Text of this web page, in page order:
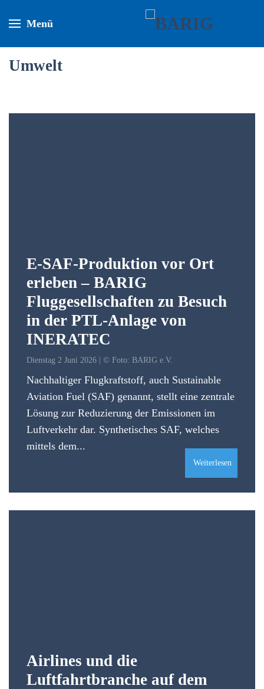
Menü
Umwelt
E-SAF-Produktion vor Ort
erleben – BARIG
Fluggesellschaften zu Besuch
in der PTL-Anlage von
INERATEC
Dienstag 2 Juni 2026 | © Foto: BARIG e.V.
Nachhaltiger Flugkraftstoff, auch Sustainable
Aviation Fuel (SAF) genannt, stellt eine zentrale
Lösung zur Reduzierung der Emissionen im
Luftverkehr dar. Synthetisches SAF, welches
mittels dem...
Weiterlesen
Airlines und die
Luftfahrtbranche auf dem